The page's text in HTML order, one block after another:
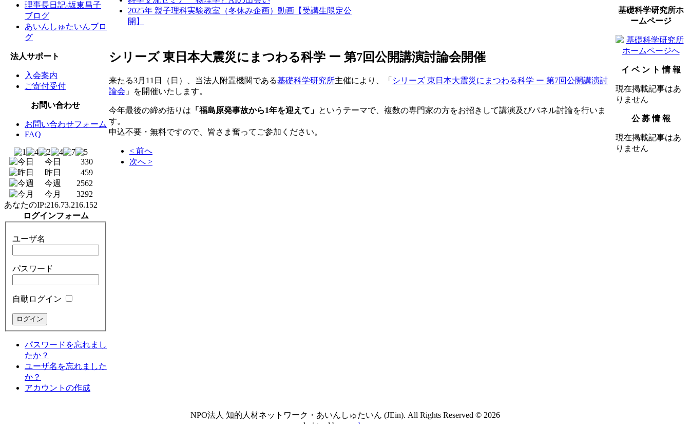
理事長日記-坂東昌子
ブログ
あいんしゅたいんブロ
グ
法人サポート
入会案内
ご寄付受付
お問い合わせ
お問い合わせフォーム
FAQ
今日
330
昨日
459
今週
2562
今月
3292
あなたのIP:216.73.216.152
ログインフォーム
ユーザ名
パスワード
自動ログイン
パスワードを忘れまし
たか？
ユーザ名を忘れました
か？
アカウントの作成
2025年 親子理科実験教室（冬休み企画）動画【受講生限定公
開】
シリーズ 東日本大震災にまつわる科学 ー 第7回公開講演討論会開催
来たる3月11日（日）、当法人附置機関である基礎科学研究所主催により、「 シリーズ 東日本大震災にまつわる科学 ー 第7回公開講演討
論会 」を開催いたします。
今年最後の締め括りは 「福島原発事故から1年を迎えて 」 というテーマで、複数の専門家の方をお招きして講演及びパネル討論を行いま
す。
申込不要・無料ですので、皆さま奮ってご参加ください。
< 前へ
次へ >
基礎科学研究所ホ
ームページ
イ ベ ン ト 情 報
現在掲載記事はあ
りません
公 募 情 報
現在掲載記事はあ
りません
NPO法人 知的人材ネットワーク・あいんしゅたいん (JEin). All Rights Reserved © 2026